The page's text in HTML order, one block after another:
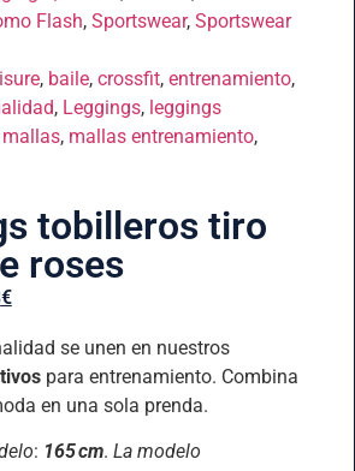
Flash, Sportswear, Sportswear
, baile, crossfit, entrenamiento,
, Leggings, leggings
mallas, mallas entrenamiento,
tobilleros tiro
roses
€
se unen en nuestros
para entrenamiento. Combina
en una sola prenda.
: 165 cm. La modelo